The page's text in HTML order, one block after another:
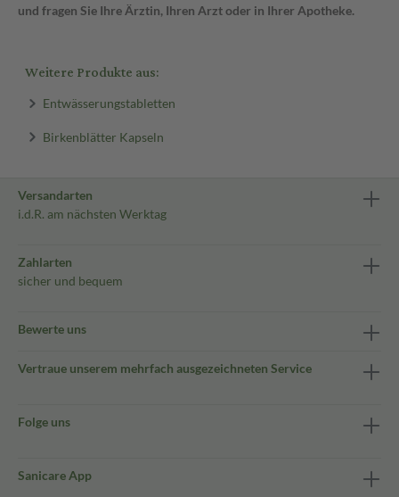
und fragen Sie Ihre Ärztin, Ihren Arzt oder in Ihrer Apotheke.
Weitere Produkte aus:
Entwässerungstabletten
Birkenblätter Kapseln
Versandarten
i.d.R. am nächsten Werktag
Zahlarten
sicher und bequem
Bewerte uns
Vertraue unserem mehrfach ausgezeichneten Service
Folge uns
Sanicare App